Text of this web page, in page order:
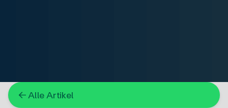
← Alle Artikel